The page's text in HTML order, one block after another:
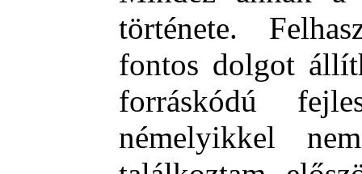
története.
fontos dolgot
forráskódú
némelyikkel